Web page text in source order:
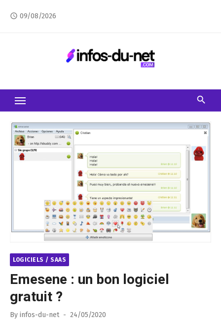
access_time 09/08/2026
LOGICIELS / SAAS
Emesene : un bon logiciel
gratuit ?
By infos-du-net
Posted
24/05/2020